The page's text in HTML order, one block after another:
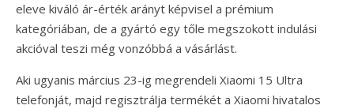
eleve kiváló ár-érték arányt képvisel a prémium
kategóriában, de a gyártó egy tőle megszokott indulási
akcióval teszi még vonzóbbá a vásárlást.
Aki ugyanis március 23-ig megrendeli Xiaomi 15 Ultra
telefonját, majd regisztrálja termékét a Xiaomi hivatalos